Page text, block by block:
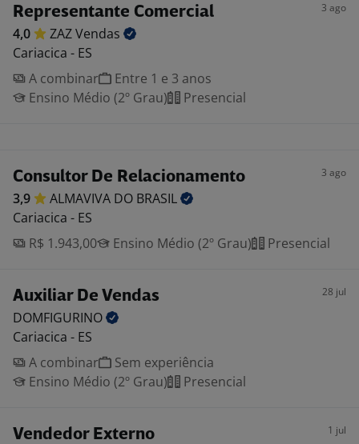
Representante Comercial 3 ago
4,0 ZAZVendas
Cariacica - ES
A combinar
Entre 1 e 3 anos
Ensino Médio (2º Grau)
Presencial
Consultor De Relacionamento 3 ago
3,9 ALMAVIVA DO BRASIL
Cariacica - ES
R$ 1.943,00
Ensino Médio (2º Grau) Presencial
Auxiliar De Vendas 28 jul
DOMFIGURINO
Cariacica - ES
A combinar
Sem experiência
Ensino Médio (2º Grau)
Presencial
Vendedor Externo 1 jul